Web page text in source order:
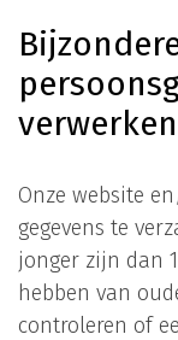
verwerken
Onze website
gegevens te
jonger zijn dan
hebben van
controleren of